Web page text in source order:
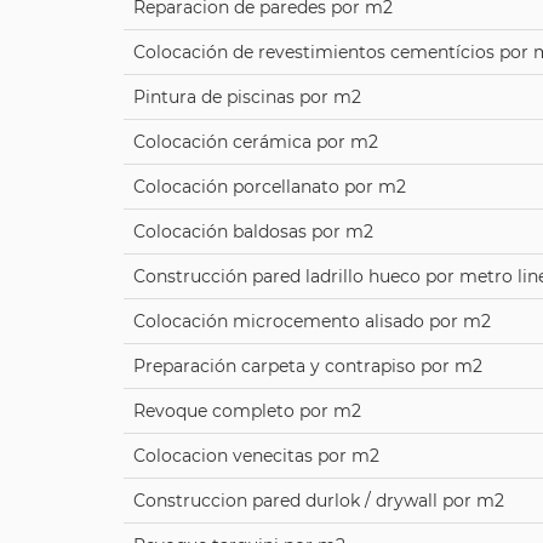
Reparacion de paredes por m2
Colocación de revestimientos cementícios por
Pintura de piscinas por m2
Colocación cerámica por m2
Colocación porcellanato por m2
Colocación baldosas por m2
Construcción pared ladrillo hueco por metro
Colocación microcemento alisado por m2
Preparación carpeta y contrapiso por m2
Revoque completo por m2
Colocacion venecitas por m2
Construccion pared durlok / drywall por m2